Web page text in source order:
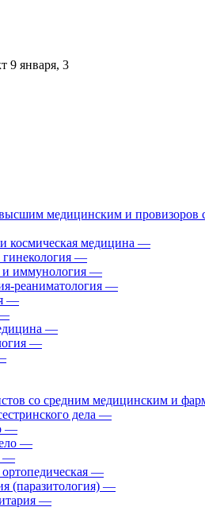
9 января, 3
медицинским и
космическая медицина —
—
и иммунология —
реаниматология —
—
—
—
со средним медицинским и
дела —
—
—
—
—
(паразитология) —
—